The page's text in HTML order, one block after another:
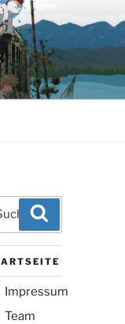
Impressum
Team